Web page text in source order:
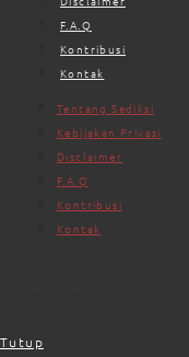
F.A.Q
Kontribusi
Kontak
Tentang Sediksi
Kebijakan Privasi
Disclaimer
F.A.Q
Kontribusi
Kontak
Tutup